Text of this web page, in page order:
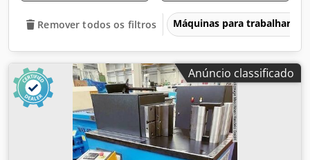
Remover todos os filtros Máquinas para trabalhar
Anúncio classificado